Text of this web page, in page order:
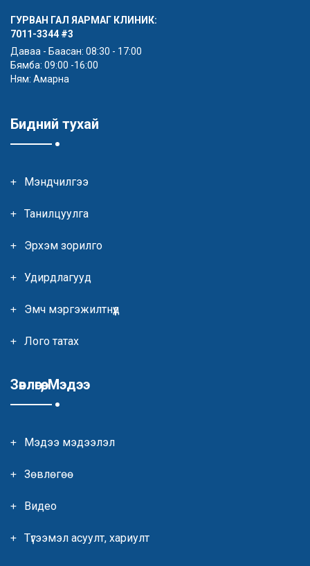
ГУРВАН ГАЛ ЯАРМАГ КЛИНИК:
7011-3344 #3
Даваа - Баасан: 08:30 - 17:00
Бямба: 09:00 -16:00
Ням: Амарна
Бидний тухай
Мэндчилгээ
Танилцуулга
Эрхэм зорилго
Удирдлагууд
Эмч мэргэжилтнүүд
Лого татах
Зөвлөгөө, Мэдээ
Мэдээ мэдээлэл
Зөвлөгөө
Видео
Түгээмэл асуулт, хариулт